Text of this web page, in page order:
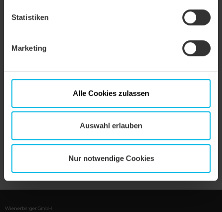
Statistiken
Marketing
Alle Cookies zulassen
Auswahl erlauben
Nur notwendige Cookies
PRODUKT ANZEIGEN
Wienerberger GmbH